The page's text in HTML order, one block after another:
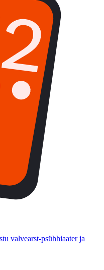
valvearst-psühhiaater ja